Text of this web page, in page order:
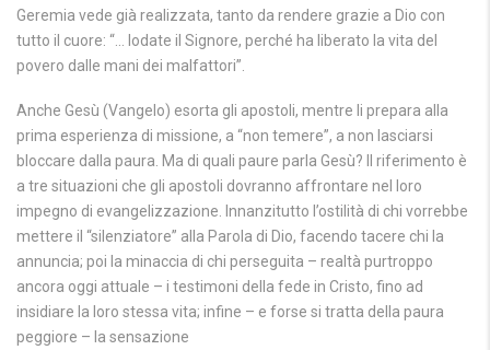
Geremia vede già realizzata, tanto da rendere grazie a Dio con
tutto il cuore: “… lodate il Signore, perché ha liberato la vita del
povero dalle mani dei malfattori”.
Anche Gesù (Vangelo) esorta gli apostoli, mentre li prepara alla
prima esperienza di missione, a “non temere”, a non lasciarsi
bloccare dalla paura. Ma di quali paure parla Gesù? Il riferimento è
a tre situazioni che gli apostoli dovranno affrontare nel loro
impegno di evangelizzazione. Innanzitutto l’ostilità di chi vorrebbe
mettere il “silenziatore” alla Parola di Dio, facendo tacere chi la
annuncia; poi la minaccia di chi perseguita – realtà purtroppo
ancora oggi attuale – i testimoni della fede in Cristo, fino ad
insidiare la loro stessa vita; infine – e forse si tratta della paura
peggiore – la sensazione